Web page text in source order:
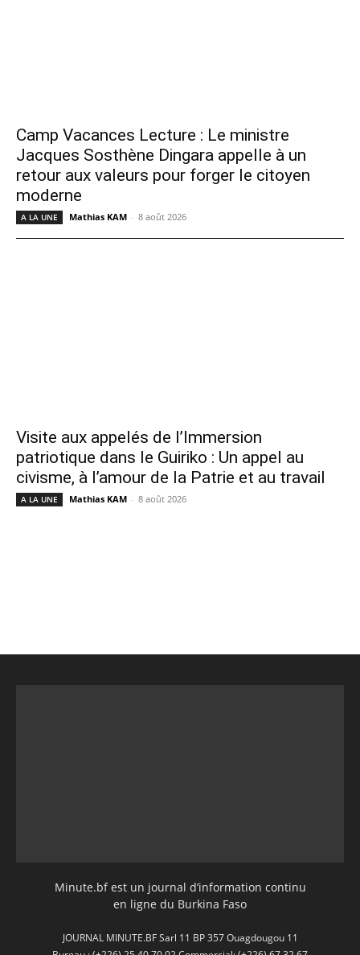
Camp Vacances Lecture : Le ministre
Jacques Sosthène Dingara appelle à un
retour aux valeurs pour forger le citoyen
moderne
A LA UNE Mathias KAM - 8 août 2026
Visite aux appelés de l’Immersion
patriotique dans le Guiriko : Un appel au
civisme, à l’amour de la Patrie et au travail
A LA UNE Mathias KAM - 8 août 2026
Minute.bf est un journal d’information continu
en ligne du Burkina Faso
JOURNAL MINUTE.BF Sarl 11 BP 357 Ouagdougou 11